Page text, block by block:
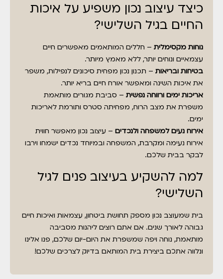
כיצד עיצוב נכון משפיע על איכות
החיים בגיל השלישי?
נוחות מקסימלית – חללים המותאמים מאפשרים חיים
עצמאיים ונוחים יותר, ללא מאמץ מיותר.
בטיחות ובריאות – תכנון נכון מפחית סיכונים לנפילות, משפר
את איכות השינה ומאפשר אורח חיים בריא יותר.
אריכות ימים ורווחה נפשית – סביבת מגורים מותאמת
משפרת את מצב הרוח, מפחיתה סטרס ותורמת לאריכות
ימים.
אירוח נעים למשפחה ולנכדים – עיצוב נכון מאפשר חווית
אירוח נעימה ומקרבת, המשפחה ובמיוחד נכדים ישמחו וירבו
לבקר בבית שלכם.
למה להשקיע בעיצוב פנים לגיל
השלישי?
בית שמעוצב נכון מספק תחושת ביטחון, עצמאות ואיכות חיים
גבוהה לאורך שנים. אם אתם רוצים ליהנות מסביבה
מותאמת, נוחה ויפה שמשפרת את היום-יום שלכם, פנו אלינו
ונלווה אתכם ביצירת בית המותאם בדיוק לצרכים שלכם!